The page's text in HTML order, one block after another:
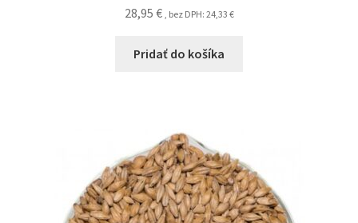
28,95 € , bez DPH: 24,33 €
Pridať do košíka